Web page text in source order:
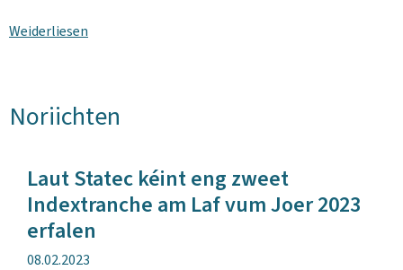
Weiderliesen
Noriichten
Laut Statec kéint eng zweet
Indextranche am Laf vum Joer 2023
erfalen
Verëffentlechungsdatum
08.02.2023